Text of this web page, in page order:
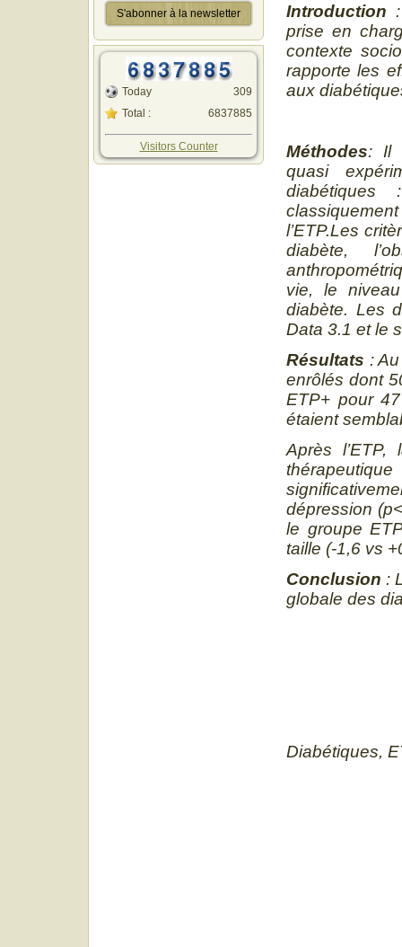
Today
Total :
309
6837885
Visitors Counter
Introduction
prise en
contexte
rapporte les
aux
Méthodes: Il
quasi
l’ETP.Les
diabète,
vie, le
diabète. Les
Data 3.1 et le
Résultats :
enrôlés dont
ETP+ pour
étaient
Après l’ETP,
dépression (p˂
le groupe
taille (-1,6 vs
Conclusion :
globale des
Diabétiques,